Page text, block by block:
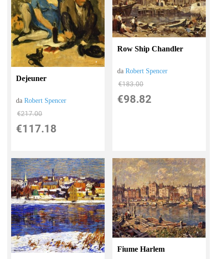
Dejeuner
daRobert Spencer
€217.00
€117.18
Row Ship Chandler
daRobert Spencer
€183.00
€98.82
Fiume Harlem